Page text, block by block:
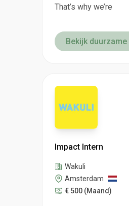
That’s why we’re
Bekijk
Impact Intern
Wakuli
Amsterdam
€ 500 (Maand)